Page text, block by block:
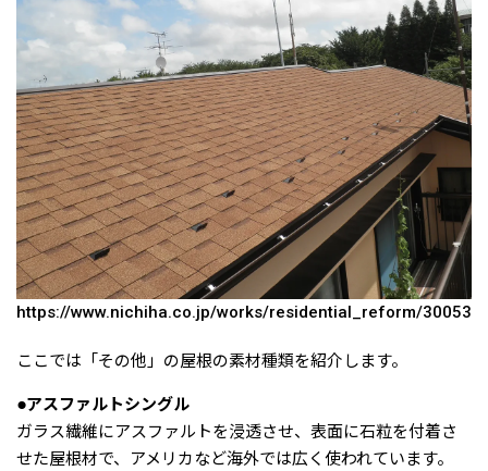
https://www.nichiha.co.jp/works/residential_reform/30053
ここでは「その他」の屋根の素材種類を紹介します。
●アスファルトシングル
ガラス繊維にアスファルトを浸透させ、表面に石粒を付着さ
せた屋根材で、アメリカなど海外では広く使われています。